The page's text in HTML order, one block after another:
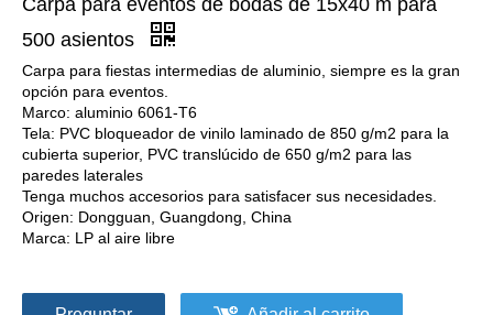
Carpa para eventos de bodas de 15x40 m para
500 asientos
Carpa para fiestas intermedias de aluminio, siempre es la gran
opción para eventos.
Marco: aluminio 6061-T6
Tela: PVC bloqueador de vinilo laminado de 850 g/m2 para la
cubierta superior, PVC translúcido de 650 g/m2 para las
paredes laterales
Tenga muchos accesorios para satisfacer sus necesidades.
Origen: Dongguan, Guangdong, China
Marca: LP al aire libre